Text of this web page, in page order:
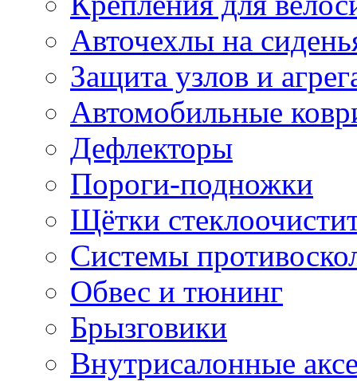
Авточехлы на
Защита узлов и
Автомобильные
Дефлекторы
Пороги-подножки
Щётки
Системы
Обвес и тюнинг
Брызговики
Внутрисалонные